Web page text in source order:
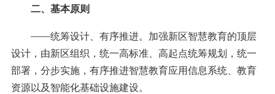
二、基本原则
——统筹设计、有序推进。加强新区智慧教育的顶层
设计，由新区组织，统一高标准、高起点统筹规划，统一
部署，分步实施，有序推进智慧教育应用信息系统、教育
资源以及智能化基础设施建设。